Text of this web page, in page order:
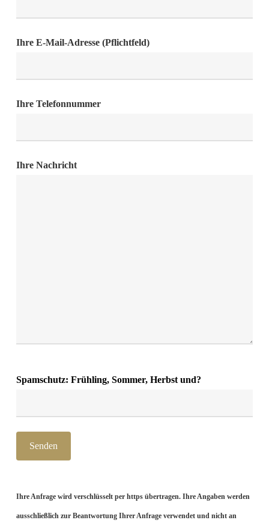
Ihre E-Mail-Adresse (Pflichtfeld)
Ihre Telefonnummer
Ihre Nachricht
Spamschutz: Frühling, Sommer, Herbst und?
Ihre Anfrage wird verschlüsselt per https übertragen. Ihre Angaben werden
ausschließlich zur Beantwortung Ihrer Anfrage verwendet und nicht an